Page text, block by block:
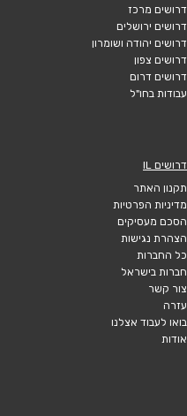
דרושים מרכז
דרושים ירושלים
דרושים יהודה ושומרון
דרושים צפון
דרושים דרום
עבודות בחו"ל
דרושים IL
תקנון האתר
מדיניות הפרטיות
הסכם מעסיקים
הצהרת נגישות
כל החברות
חברות בישראל
צור קשר
עזרה
בואו לעבוד אצלנו
אודות